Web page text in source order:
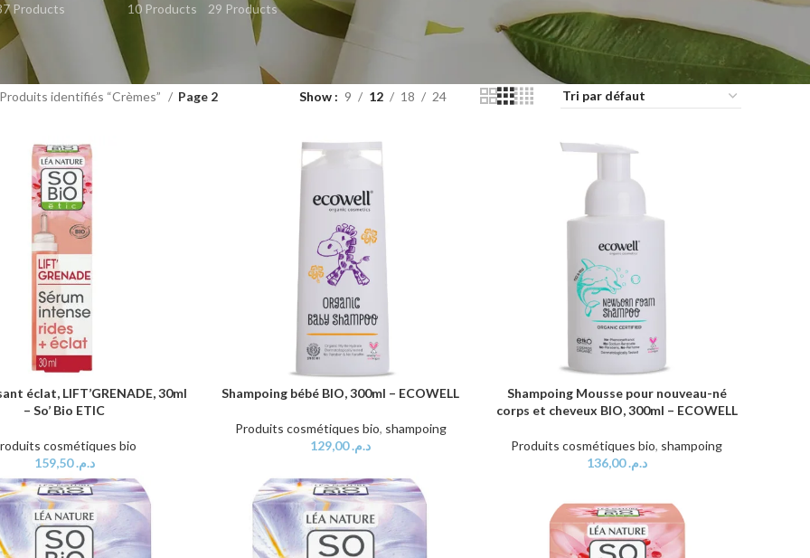
Products
10 Products
29 Products
Produits identifiés “Crèmes” Page 2 Show 9 12 18 24
PANIER
éclat, LIFT’GRENADE, 30ml
– So’ Bio ETIC
cosmétiques bio
د.م.159,50
AJOUTER AU PANIER
Shampoing bébé BIO, 300ml – ECOWELL
Produits cosmétiques bio, shampoing
د.م.129,00
AJOUTER AU PANIER
Shampoing Mousse pour nouveau-né
corps et cheveux BIO, 300ml – ECOWELL
Produits cosmétiques bio, shampoing
د.م.136,00